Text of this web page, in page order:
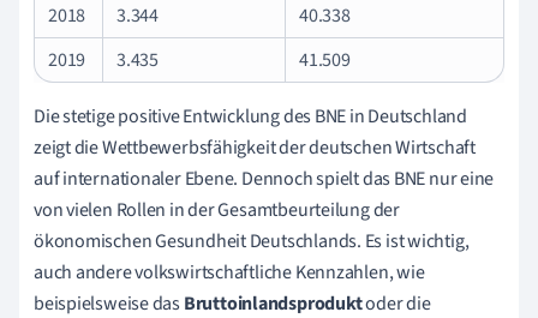
2018
3.344
40.338
2019
3.435 41.509
Die stetige positive Entwicklung des BNE in Deutschland
zeigt die Wettbewerbsfähigkeit der deutschen Wirtschaft
auf internationaler Ebene. Dennoch spielt das BNE nur eine
von vielen Rollen in der Gesamtbeurteilung der
ökonomischen Gesundheit Deutschlands. Es ist wichtig,
auch andere volkswirtschaftliche Kennzahlen, wie
beispielsweise dasBruttoinlandsproduktoder die